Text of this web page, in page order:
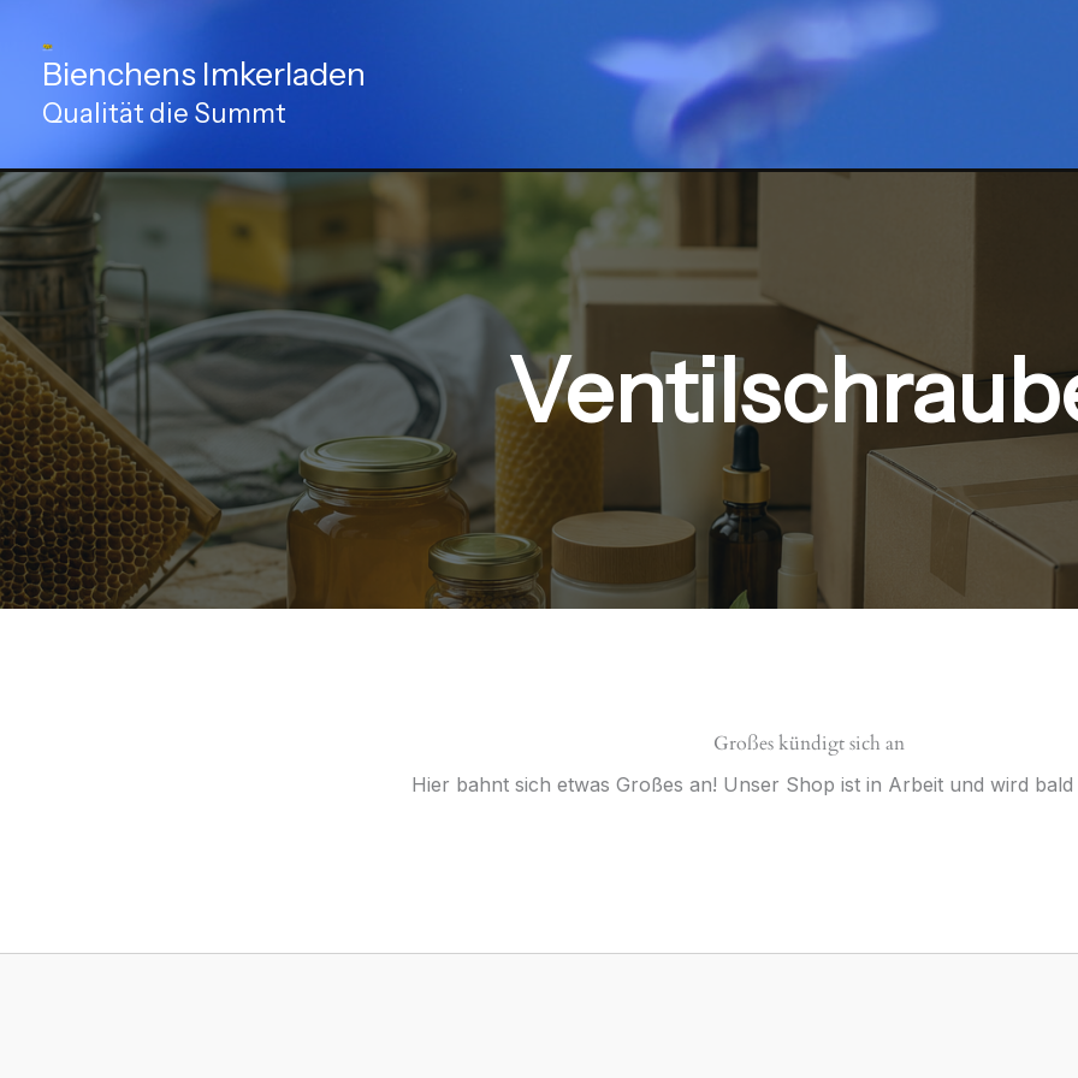
Inhalt
springenBienchens Imkerladen
Qualität die Summt
Großes kündigt sich an
Hier bahnt sich etwas Großes an! Unser Shop ist in Arbeit und wird